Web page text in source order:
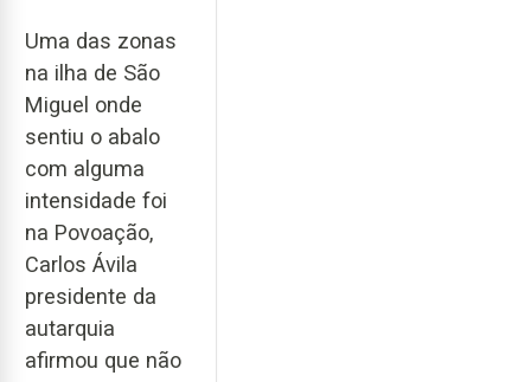
Uma das zonas
na ilha de São
Miguel onde
sentiu o abalo
com alguma
intensidade foi
na Povoação,
Carlos Ávila
presidente da
autarquia
afirmou que não